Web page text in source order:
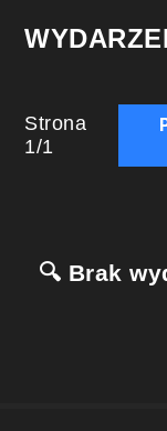
Strona
1/1
🔍 Brak